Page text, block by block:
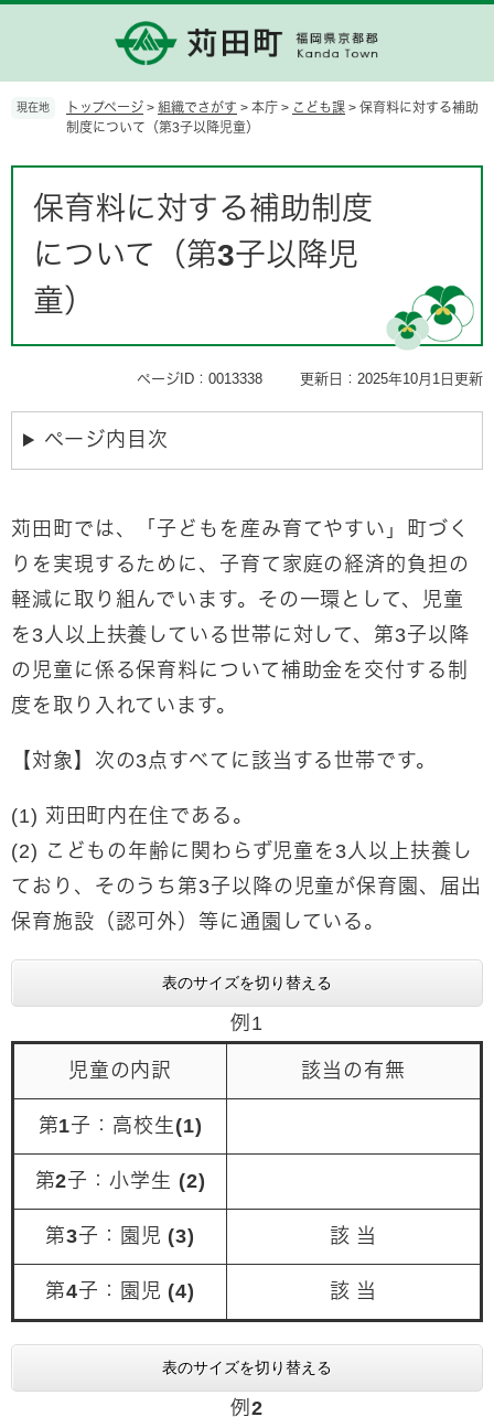
の
す。
ー
し
現在地 トップページ > 組織でさがす > 本庁 > こども課 > 保育料に対する補助
制度について（第3子以降児童）
保育料に対する補助制度
について（第3子以降児
童）
ページID：0013338 更新日：2025年10月1日更新
ページ内目次
苅田町では、「子どもを産み育てやすい」町づく
りを実現するために、子育て家庭の経済的負担の
軽減に取り組んでいます。その一環として、児童
を3人以上扶養している世帯に対して、第3子以降
の児童に係る保育料について補助金を交付する制
度を取り入れています。
【対象】次の3点すべてに該当する世帯です。
(1) 苅田町内在住である。
(2) こどもの年齢に関わらず児童を3人以上扶養し
ており、そのうち第3子以降の児童が保育園、届出
保育施設（認可外）等に通園している。
表のサイズを切り替える
例1
児童の内訳 該当の有無
第1子：高校生(1)
第2子：小学生 (2)
第3子：園児 (3) 該 当
第4子：園児 (4) 該 当
表のサイズを切り替える
例2